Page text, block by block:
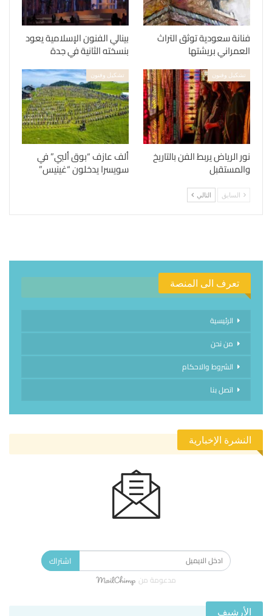
فنانة سعودية توثق التراث
العمراني بريشتها
بينالي الفنون الإسلامية يعود
بنسخته الثانية في جدة
تشكيل وفنون
نور الرياض يربط الفن بالتاريخ
والمستقبل
تشكيل وفنون
ألف عازف “بوق ألبي” في
سويسرا يدخلون “غينيس”
السابق التالي
تعرف الى المنصة
الرئيسية
من نحن
الشروط والاحكام
اتصل بنا
النشرة الإخبارية
اشتراك
مدعومة من
الأرشيف